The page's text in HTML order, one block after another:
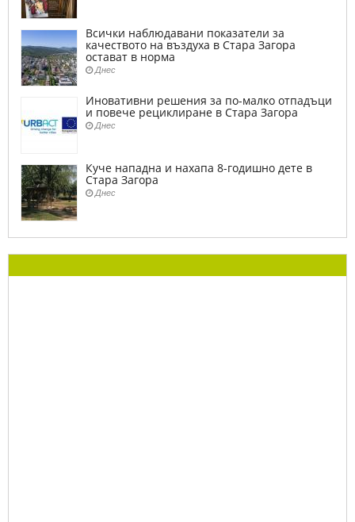
Всички наблюдавани показатели за
качеството на въздуха в Стара Загора
остават в норма
Днес
Иновативни решения за по-малко отпадъци
и повече рециклиране в Стара Загора
Днес
Куче нападна и нахапа 8-годишно дете в
Стара Загора
Днес